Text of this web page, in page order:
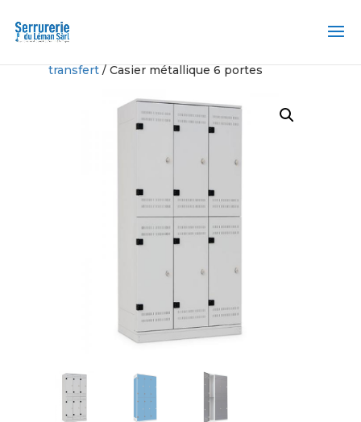
transfert/ Casier métallique 6 portes